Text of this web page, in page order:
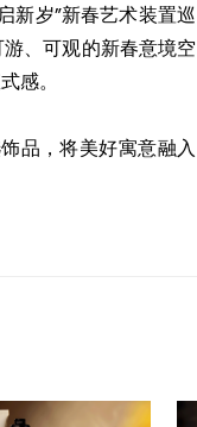
新岁”新春艺术装置巡
、可观的新春意境空
感。
品，将美好寓意融入